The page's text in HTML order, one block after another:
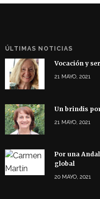
ÚLTIMAS NOTICIAS
Vocación y
21 MAYO, 2021
Un brindis
21 MAYO, 2021
Por una
global
20 MAYO, 2021